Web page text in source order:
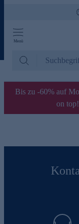
Menü
Bis zu -60% auf
on top!